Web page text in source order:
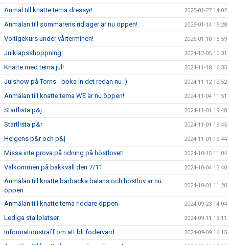
Anmäl till knatte tema dressyr! 2025-01-27 14:02
Anmälan till sommarens ridläger är nu öppen! 2025-01-14 15:28
Voltigekurs under vårterminen! 2025-01-10 15:59
Julklapsshoppning! 2024-12-05 10:31
Knatte med tema jul! 2024-11-18 16:35
Julshow på Torns - boka in det redan nu ;) 2024-11-12 12:52
Anmälan till knatte tema WE är nu öppen! 2024-11-04 11:51
Startlista p&j 2024-11-01 19:48
Startlista p&r 2024-11-01 19:45
Helgens p&r och p&j 2024-11-01 19:44
Missa inte prova på ridning på höstlovet! 2024-10-15 11:04
Välkommen på bakkväll den 7/11 2024-10-04 13:40
Anmälan till knatte barbacka balans och höstlov är nu
öppen
2024-10-01 11:20
Anmälan till knatte tema riddare öppen 2024-09-23 14:04
Lediga stallplatser 2024-09-11 13:11
Informationsträff om att bli fodervärd 2024-09-09 16:15